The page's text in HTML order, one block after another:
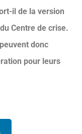
il de la version
Centre de crise.
donc
pour leurs